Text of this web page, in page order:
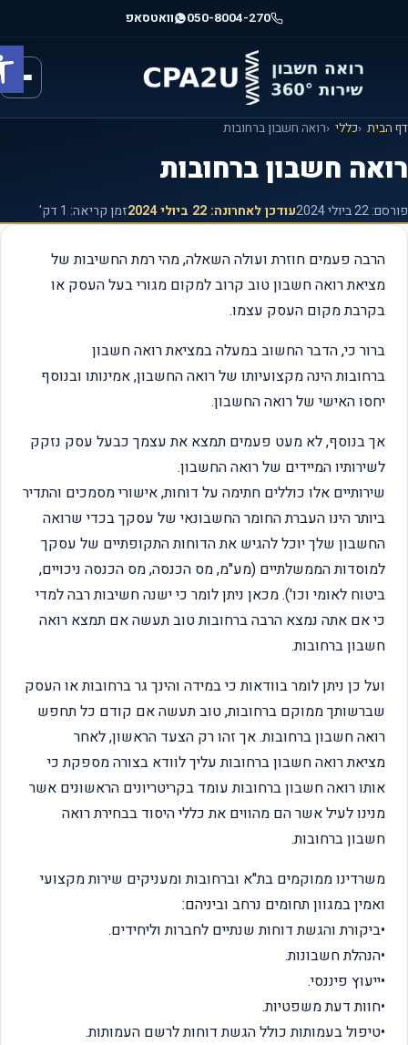
פתח
050-8004-270 וואטסאפ
הבית כללי רואה חשבון ברחובות
חשבון ברחובות
22 ביולי 2024 עודכן לאחרונה:22 ביולי 2024 זמן קריאה: 1 דק'
הרבה פעמים חוזרת ועולה השאלה, מהי רמת החשיבות של
מציאת רואה חשבון טוב קרוב למקום מגורי בעל העסק או
בקרבת מקום העסק עצמו.
ברור כי, הדבר החשוב במעלה במציאת רואה חשבון
ברחובות הינה מקצועיותו של רואה החשבון, אמינותו ובנוסף
יחסו האישי של רואה החשבון.
אך בנוסף, לא מעט פעמים תמצא את עצמך כבעל עסק נזקק
לשירותיו המיידים של רואה החשבון.
שירותיים אלו כוללים חתימה על דוחות, אישורי מסמכים והתדיר
ביותר הינו העברת החומר החשבונאי של עסקך בכדי שרואה
החשבון שלך יוכל להגיש את הדוחות התקופתיים של עסקך
למוסדות הממשלתיים (מע"מ, מס הכנסה, מס הכנסה ניכויים,
ביטוח לאומי וכו'). מכאן ניתן לומר כי ישנה חשיבות רבה למדי
כי אם אתה נמצא הרבה ברחובות טוב תעשה אם תמצא רואה
חשבון ברחובות.
ועל כן ניתן לומר בוודאות כי במידה והינך גר ברחובות או העסק
שברשותך ממוקם ברחובות, טוב תעשה אם קודם כל תחפש
רואה חשבון ברחובות. אך זהו רק הצעד הראשון, לאחר
מציאת רואה חשבון ברחובות עליך לוודא בצורה מספקת כי
אותו רואה חשבון ברחובות עומד בקריטריונים הראשונים אשר
מנינו לעיל אשר הם מהווים את כללי היסוד בבחירת רואה
חשבון ברחובות.
משרדינו ממוקמים בת"א וברחובות ומעניקים שירות מקצועי
ואמין במגוון תחומים נרחב וביניהם:
•ביקורת והגשת דוחות שנתיים לחברות וליחידים.
•הנהלת חשבונות.
•ייעוץ פיננסי.
•חוות דעת משפטיות.
•טיפול בעמותות כולל הגשת דוחות לרשם העמותות.